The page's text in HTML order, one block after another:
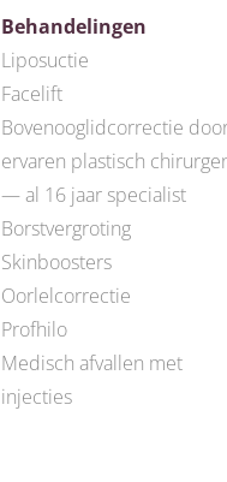
Behandelingen
Liposuctie
Facelift
Bovenooglidcorrectie
ervaren plastisch
— al 16 jaar specialist
Borstvergroting
Skinboosters
Oorlelcorrectie
Profhilo
Medisch afvallen met
injecties